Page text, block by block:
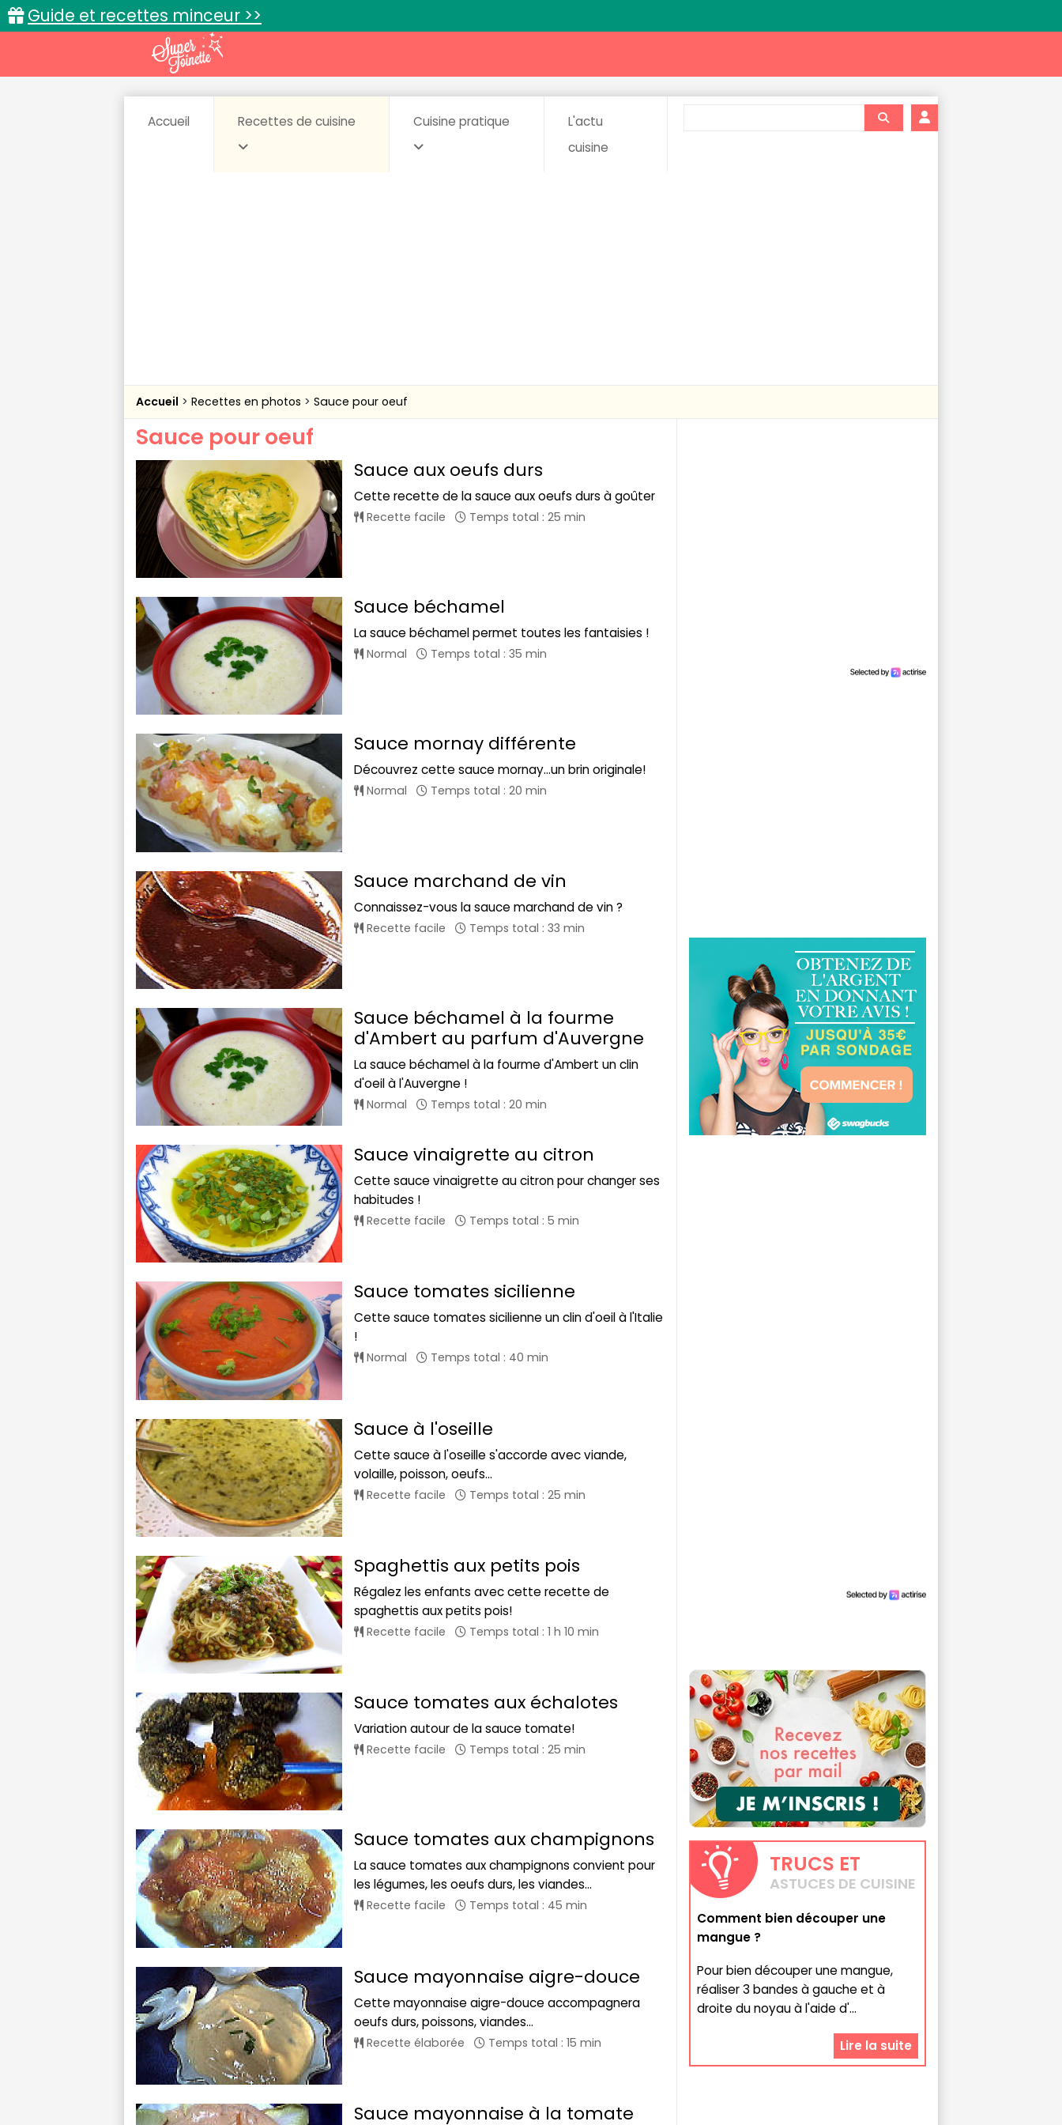
Guide et recettes minceur >>
Accueil Recettes de cuisine Cuisine pratique
L'actu
cuisine
Accueil Recettes en photos Sauce pour oeuf
Sauce pour oeuf
Sauce aux oeufs durs
Cette recette de la sauce aux oeufs durs à goûter
Recette facile Temps total : 25 min
Sauce béchamel
La sauce béchamel permet toutes les fantaisies !
Normal Temps total : 35 min
Sauce mornay différente
Découvrez cette sauce mornay...un brin originale!
Normal Temps total : 20 min
Sauce marchand de vin
Connaissez-vous la sauce marchand de vin ?
Recette facile Temps total : 33 min
Sauce béchamel à la fourme
d'Ambert au parfum d'Auvergne
La sauce béchamel à la fourme d'Ambert un clin
d'oeil à l'Auvergne !
Normal Temps total : 20 min
Sauce vinaigrette au citron
Cette sauce vinaigrette au citron pour changer ses
habitudes !
Recette facile Temps total : 5 min
Sauce tomates sicilienne
Cette sauce tomates sicilienne un clin d'oeil à l'Italie
!
Normal Temps total : 40 min
Sauce à l'oseille
Cette sauce à l'oseille s'accorde avec viande,
volaille, poisson, oeufs...
Recette facile Temps total : 25 min
Spaghettis aux petits pois
Régalez les enfants avec cette recette de
spaghettis aux petits pois!
Recette facile Temps total : 1 h 10 min
Sauce tomates aux échalotes
Variation autour de la sauce tomate!
Recette facile Temps total : 25 min
Sauce tomates aux champignons
La sauce tomates aux champignons convient pour
les légumes, les oeufs durs, les viandes...
Recette facile Temps total : 45 min
Sauce mayonnaise aigre-douce
Cette mayonnaise aigre-douce accompagnera
oeufs durs, poissons, viandes...
Recette élaborée Temps total : 15 min
Sauce mayonnaise à la tomate
TRUCS ET
ASTUCES DE CUISINE
Comment bien découper une
mangue ?
Pour bien découper une mangue,
réaliser 3 bandes à gauche et à
droite du noyau à l'aide d'...
Lire la suite